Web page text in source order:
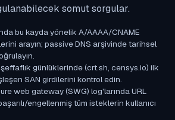
somut sorgular.
bu kayda yönelik A/AAAA/CNAME
arayın; passive DNS arşivinde tarihsel
günlüklerinde (crt.sh, censys.io) ilk
SAN girdilerini kontrol edin.
web gateway (SWG) log'larında URL
engellenmiş tüm isteklerin kullanıcı